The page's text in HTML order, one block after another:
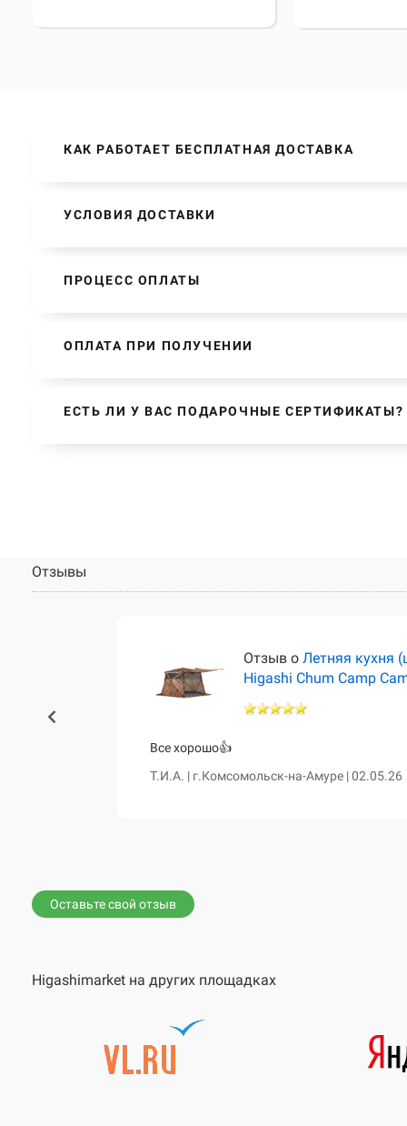
КАК РАБОТАЕТ БЕСПЛАТНАЯ ДОСТАВКА
УСЛОВИЯ ДОСТАВКИ
ПРОЦЕСС ОПЛАТЫ
ОПЛАТА ПРИ ПОЛУЧЕНИИ
ЕСТЬ ЛИ У ВАС ПОДАРОЧНЫЕ СЕРТИФИКАТЫ?
Отзывы
Отзыв о Летняя кухня
Higashi Chum Camp
Все хорошо👍
Т.И.А. | г.Комсомольск-на-Амуре | 02.05.26
Оставьте свой отзыв
Higashimarket на других площадках